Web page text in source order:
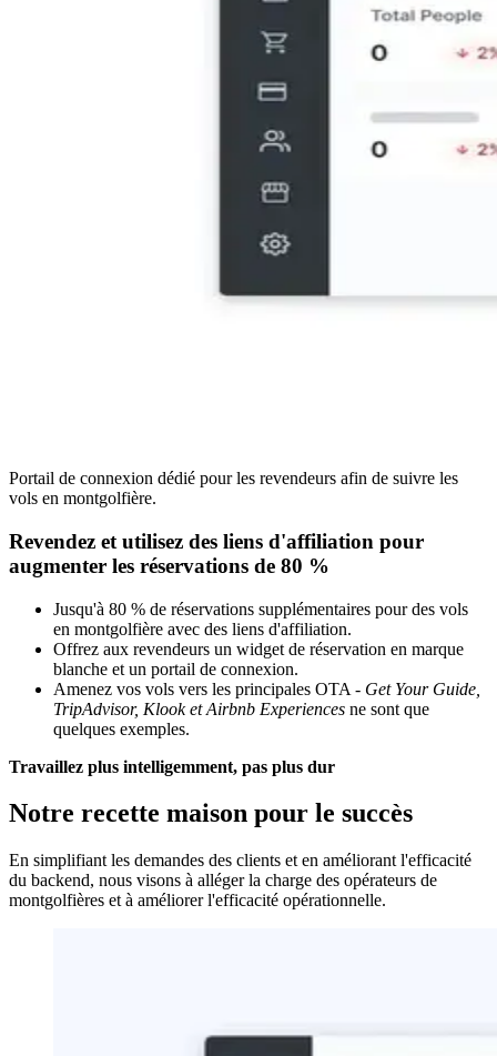
Portail de connexion dédié pour les revendeurs afin de suivre les
vols en montgolfière.
Revendez et utilisez des liens d'affiliation pour
augmenter les réservations de 80 %
Jusqu'à 80 % de réservations supplémentaires pour des vols
en montgolfière avec des liens d'affiliation.
Offrez aux revendeurs un widget de réservation en marque
blanche et un portail de connexion.
Amenez vos vols vers les principales OTA - Get Your Guide,
TripAdvisor, Klook et Airbnb Experiences ne sont que
quelques exemples.
Travaillez plus intelligemment, pas plus dur
Notre recette maison pour le succès
En simplifiant les demandes des clients et en améliorant l'efficacité
du backend, nous visons à alléger la charge des opérateurs de
montgolfières et à améliorer l'efficacité opérationnelle.